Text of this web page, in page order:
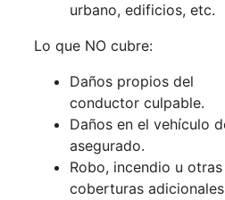
urbano, edificios, etc.
Lo que NO cubre:
Daños propios del
conductor culpable.
Daños en el vehículo
asegurado.
Robo, incendio u otras
coberturas adicionales